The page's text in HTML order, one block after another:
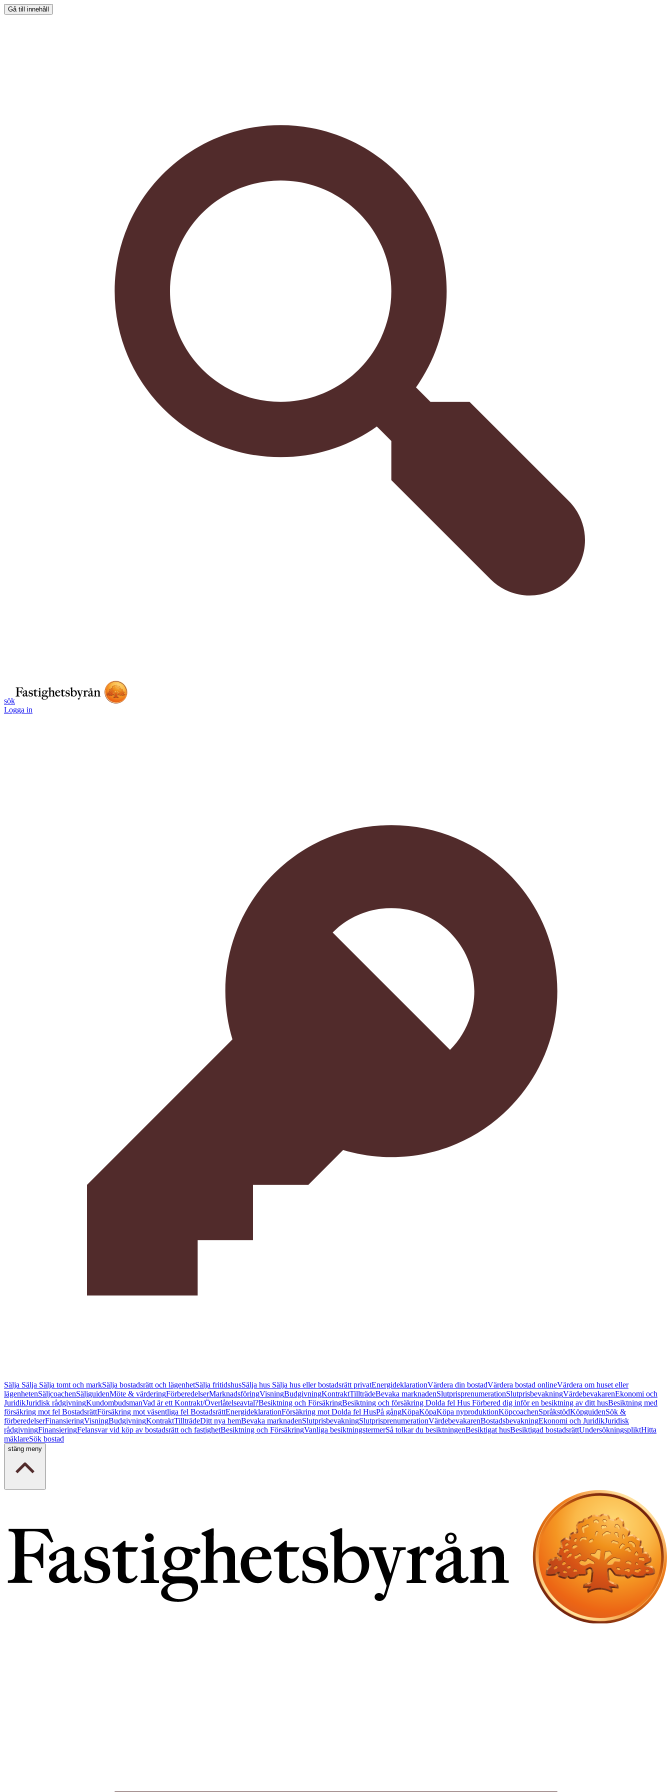
Gå till innehåll
sök
Logga in
Sälja Sälja Sälja tomt och markSälja bostadsrätt och lägenhetSälja fritidshusSälja hus Sälja hus eller bostadsrätt privatEnergideklarationVärdera din bostadVärdera bostad onlineVärdera om huset eller
lägenhetenSäljcoachenSäljguidenMöte & värderingFörberedelserMarknadsföringVisningBudgivningKontraktTillträdeBevaka marknadenSlutprisprenumerationSlutprisbevakningVärdebevakarenEkonomi och
JuridikJuridisk rådgivningKundombudsmanVad är ett Kontrakt/Överlåtelseavtal?Besiktning och FörsäkringBesiktning och försäkring Dolda fel Hus Förbered dig inför en besiktning av ditt husBesiktning med
försäkring mot fel BostadsrättFörsäkring mot väsentliga fel BostadsrättEnergideklarationFörsäkring mot Dolda fel HusPå gångKöpaKöpaKöpa nyproduktionKöpcoachenSpråkstödKöpguidenSök &
förberedelserFinansieringVisningBudgivningKontraktTillträdeDitt nya hemBevaka marknadenSlutprisbevakningSlutprisprenumerationVärdebevakarenBostadsbevakningEkonomi och JuridikJuridisk
rådgivningFinansieringFelansvar vid köp av bostadsrätt och fastighetBesiktning och FörsäkringVanliga besiktningstermerSå tolkar du besiktningenBesiktigat husBesiktigad bostadsrättUndersökningspliktHitta
mäklareSök bostad
stäng meny